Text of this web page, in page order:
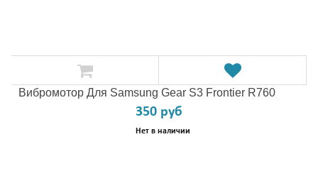
Вибромотор Для Samsung Gear S3 Frontier R760
350 руб
Нет в наличии